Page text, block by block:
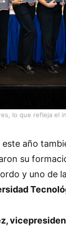
lo que refleja el
año
su
y uno de